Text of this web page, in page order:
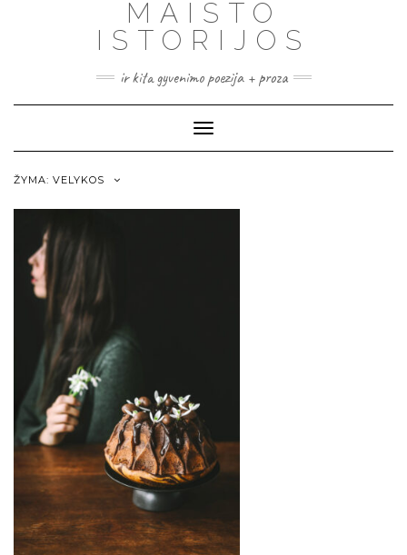
MAISTO
ISTORIJOS
ir kita gyvenimo poezija + proza
Toggle
Navigation
ŽYMA: VELYKOS